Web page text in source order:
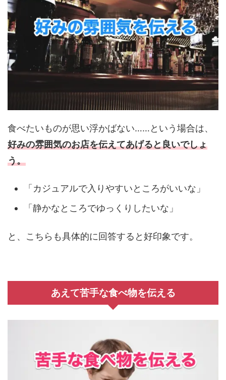
食べたいものが思い浮かばない……という場合は、
好みの雰囲気のお店を伝えてあげると良いでしょ
う。
「カジュアルで入りやすいところがいいな」
「静かなところでゆっくりしたいな」
と、こちらも具体的に回答すると好印象です。
あえて苦手な食べ物を伝える